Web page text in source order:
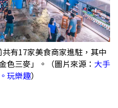
有17家美食商家進駐，其中
色三麥」。（圖片來源： 大手
玩樂趣）